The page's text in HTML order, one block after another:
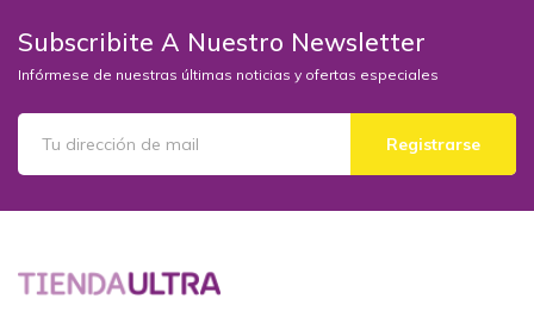
Subscribite A Nuestro Newsletter
Infórmese de nuestras últimas noticias y ofertas especiales
Registrarse